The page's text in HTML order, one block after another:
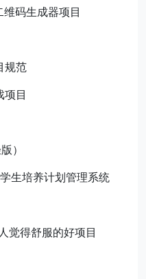
码生成器项目
规范
目
）
生培养计划管理系统
觉得舒服的好项目